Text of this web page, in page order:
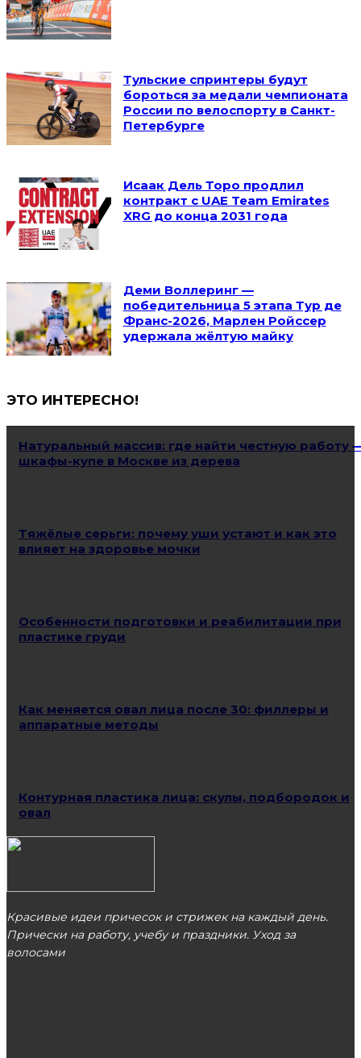
Тульские спринтеры будут
бороться за медали чемпионата
России по велоспорту в Санкт-
Петербурге
Исаак Дель Торо продлил
контракт с UAE Team Emirates
XRG до конца 2031 года
Деми Воллеринг —
победительница 5 этапа Тур де
Франс-2026, Марлен Ройссер
удержала жёлтую майку
ЭТО ИНТЕРЕСНО!
Натуральный массив: где найти честную работу
шкафы-купе в Москве из дерева
Тяжёлые серьги: почему уши устают и как это
влияет на здоровье мочки
Особенности подготовки и реабилитации при
пластике груди
Как меняется овал лица после 30: филлеры и
аппаратные методы
Контурная пластика лица: скулы, подбородок и
овал
Красивые идеи причесок и стрижек на каждый день.
Прически на работу, учебу и праздники. Уход за
волосами